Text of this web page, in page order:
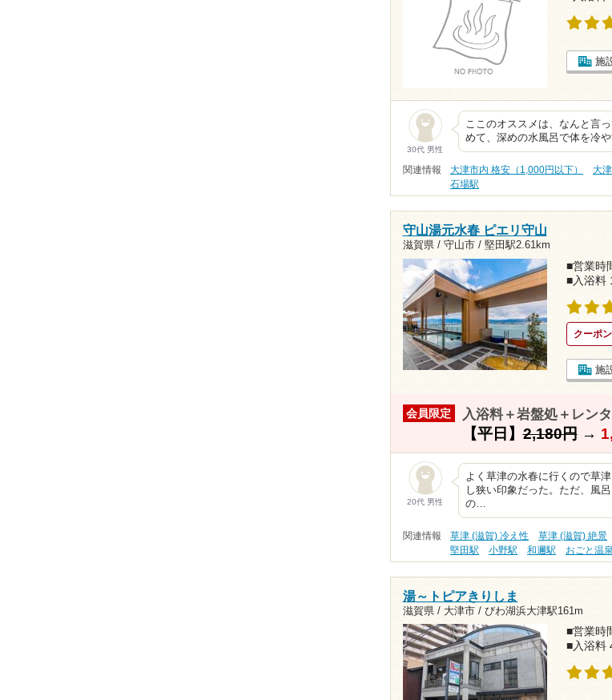
施
30代 男性
ここのオススメは、なんと言
めて、深めの水風呂で体を冷
関連情報 大津市内 格安（1,000円以下） 大
石場駅
守山湯元水春 ピエリ守山
滋賀県 / 守山市 / 堅田駅2.61km
■営業時
■入浴料
クーポ
施
会員限定 入浴料＋岩盤処＋レン
【平日】2,180円→
20代 男性
よく草津の水春に行くので草
し狭い印象だった。ただ、風
の…
関連情報 草津 (滋賀) 冷え性 草津 (滋賀) 絶景
堅田駅
小野駅 和邇駅 おごと温
湯～トピアきりしま
滋賀県 / 大津市 / びわ湖浜大津駅161m
■営業時
■入浴料